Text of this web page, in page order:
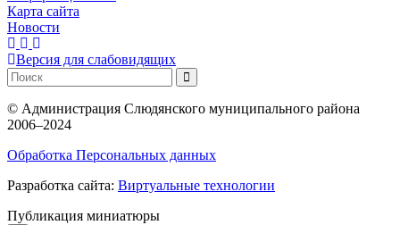
Карта сайта
Новости
Версия для слабовидящих
© Администрация Слюдянского муниципального района
2006–2024
Обработка Персональных данных
Разработка сайта: Виртуальные технологии
Публикация миниатюры